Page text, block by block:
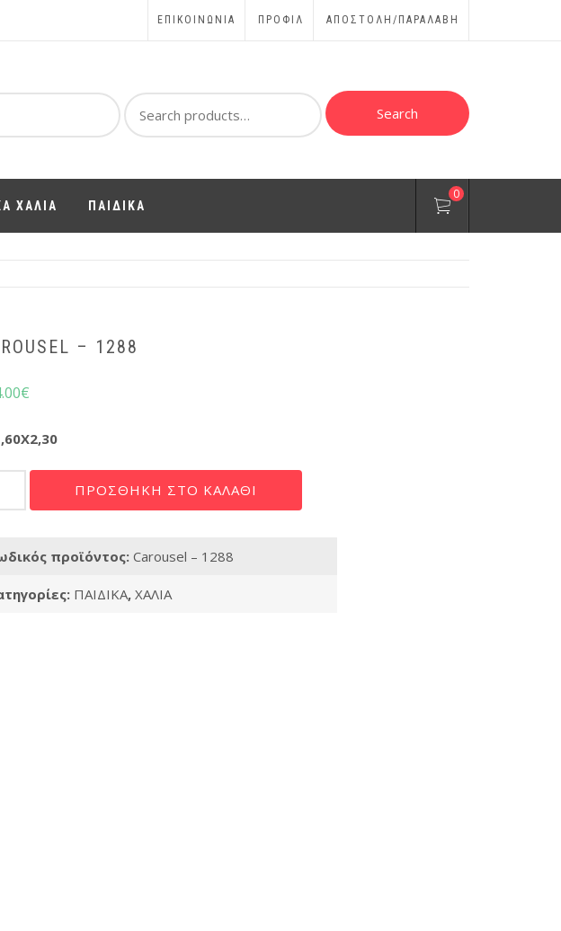
ΕΠΙΚΟΙΝΩΝΊΑ ΠΡΟΦΊΛ ΑΠΟΣΤΟΛΗ/ΠΑΡΑΛΑΒΗ
Search
for:
Search
ΧΑΛΙΑ ΠΑΙΔΙΚΑ
0
– 1288
€
ΠΡΟΣΘΉΚΗ ΣΤΟ ΚΑΛΆΘΙ
προϊόντος:Carousel – 1288
ΠΑΙΔΙΚΑ, ΧΑΛΙΑ